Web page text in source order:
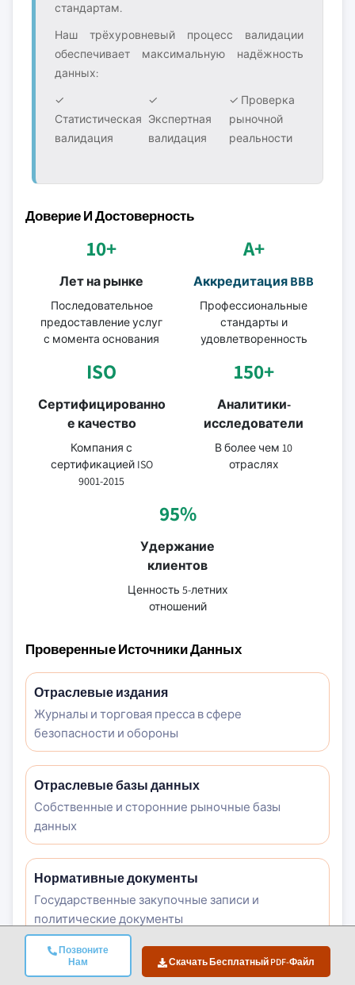
Позвоните
Нам
Скачать Бесплатный PDF-Файл
стандартам.
Наш трёхуровневый процесс валидации
обеспечивает максимальную надёжность
данных:
✓
Статистическая
валидация
✓
Экспертная
валидация
✓ Проверка
рыночной
реальности
Доверие И Достоверность
10+
Лет на рынке
Последовательное
предоставление услуг
с момента основания
A+
Аккредитация BBB
Профессиональные
стандарты и
удовлетворенность
ISO
Сертифицированно
е качество
Компания с
сертификацией ISO
9001-2015
150+
Аналитики-
исследователи
В более чем 10
отраслях
95%
Удержание
клиентов
Ценность 5-летних
отношений
Проверенные Источники Данных
Отраслевые издания
Журналы и торговая пресса в сфере
безопасности и обороны
Отраслевые базы данных
Собственные и сторонние рыночные базы
данных
Нормативные документы
Государственные закупочные записи и
политические документы
Академические исследования